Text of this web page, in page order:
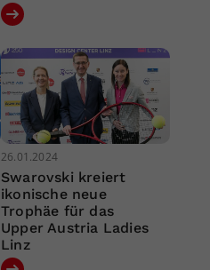
26.01.2024
Swarovski kreiert
ikonische neue
Trophäe für das
Upper Austria Ladies
Linz